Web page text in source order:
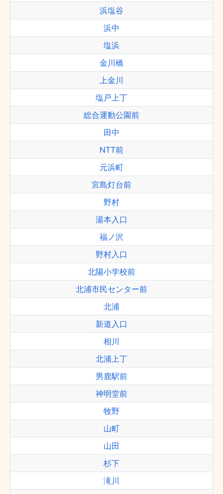
浜塩谷
浜中
塩浜
金川橋
上金川
塩戸上丁
総合運動公園前
田中
NTT前
元浜町
宮島灯台前
野村
湯本入口
福ノ沢
野村入口
北陽小学校前
北浦市民センター前
北浦
新道入口
相川
北浦上丁
男鹿駅前
神明堂前
牧野
山町
山田
杉下
滝川